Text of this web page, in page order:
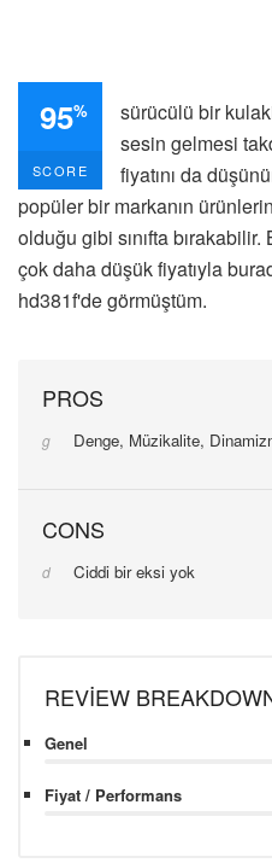
95%
SCORE
sürücülü bir
sesin gelmesi
fiyatını da
popüler bir markanın
olduğu gibi sınıfta
çok daha düşük fiyatıyla
hd381f'de görmüştüm.
PROS
Denge, Müzikalite,
CONS
Ciddi bir eksi yok
REVIEW
Genel
Fiyat / Performans